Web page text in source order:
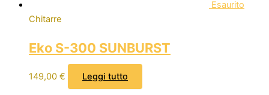
Esaurito
Chitarre
Eko S-300 SUNBURST
149,00 € Leggi tutto